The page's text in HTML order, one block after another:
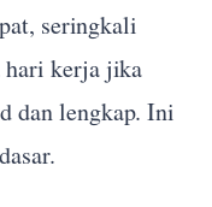
seringkali
hari kerja jika
dan lengkap. Ini